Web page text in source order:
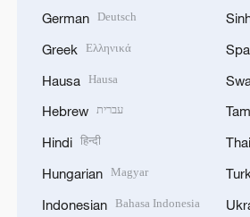
German Deutsch
Greek Ελληνικά
Hausa Hausa
Hebrew עברית
Hindi हिन्दी
Hungarian Magyar
Indonesian Bahasa Indonesia
Thai